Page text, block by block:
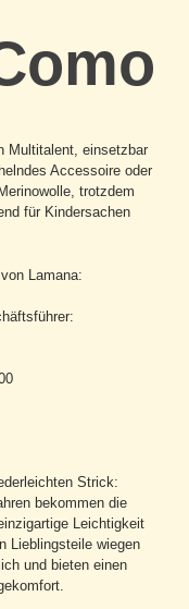
Multitalent, einsetzbar
Accessoire oder
trotzdem
für Kindersachen
Lamana:
Strick:
bekommen die
Leichtigkeit
Lieblingsteile wiegen
und bieten einen